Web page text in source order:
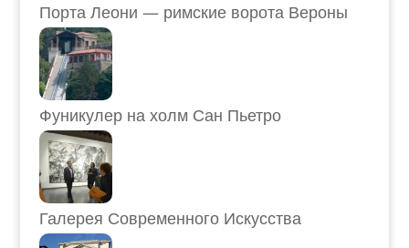
Порта Леони — римские ворота Вероны
Фуникулер на холм Сан Пьетро
Галерея Современного Искусства